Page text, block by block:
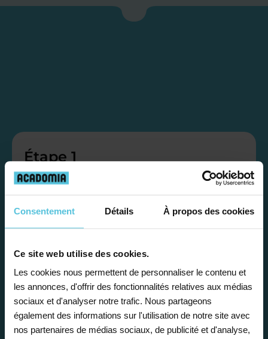
Consentement Détails À propos des cookies
Ce site web utilise des cookies.
Les cookies nous permettent de personnaliser le contenu et
les annonces, d'offrir des fonctionnalités relatives aux médias
sociaux et d'analyser notre trafic. Nous partageons
également des informations sur l'utilisation de notre site avec
nos partenaires de médias sociaux, de publicité et d'analyse,
Étape 1
Je vous propose un
bilan personnalisé
Gratuite et sans engagement, une
première étape pour faire le point sur
la situation scolaire de votre enfant, ses
besoins et vous préconiser la solution la
plus adaptée.